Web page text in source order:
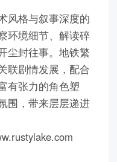
风格与叙事深度的
环境细节、解读碎
尘封往事。地铁繁
联剧情发展，配合
有张力的角色塑
围，带来层层递进